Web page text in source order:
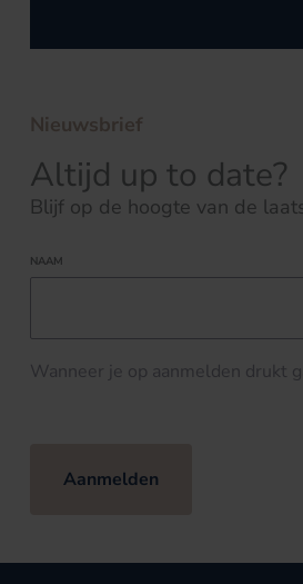
Nieuwsbrief
Altijd up to date?
Blijf op de hoogte van de
NAAM
Wanneer je op aanmelden drukt
Aanmelden